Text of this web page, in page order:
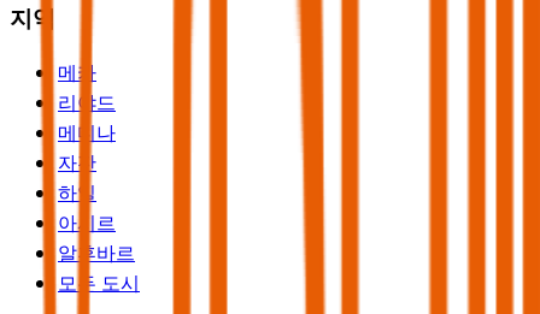
지역
메카
리야드
메디나
자잔
하일
아시르
알후바르
모든 도시